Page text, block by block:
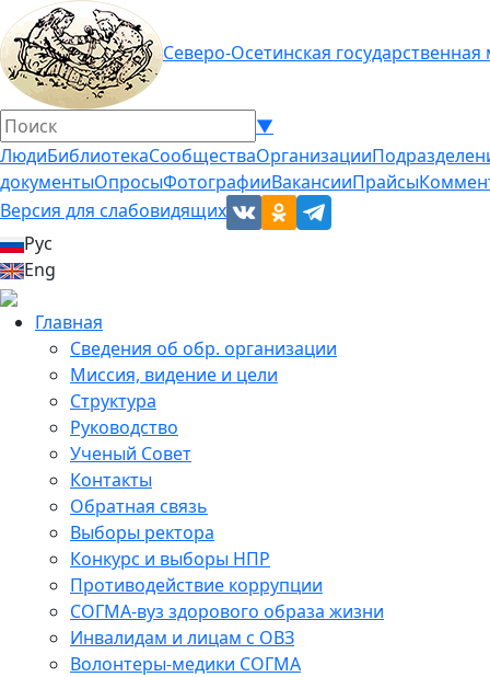
Северо-Осетинская
▼
ЛюдиБиблиотекаСообществаОрганизации
документыОпросыФотографииВакансииПрайсы
Версия для слабовидящих
Рус
Eng
Главная
Сведения об обр. организации
Миссия, видение и цели
Структура
Руководство
Ученый Совет
Контакты
Обратная связь
Выборы ректора
Конкурс и выборы НПР
Противодействие коррупции
СОГМА-вуз здорового образа жизни
Инвалидам и лицам с ОВЗ
Волонтеры-медики СОГМА